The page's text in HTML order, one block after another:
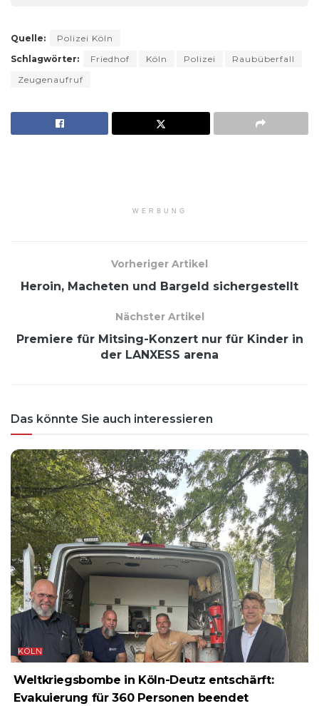
Quelle:
Polizei Köln
Schlagwörter:
Friedhof Köln Polizei
Raubüberfall
Zeugenaufruf
WERBUNG
Vorheriger Artikel
Heroin, Macheten und Bargeld sichergestellt
Nächster Artikel
Premiere für Mitsing-Konzert nur für Kinder in
der LANXESS arena
Das könnte Sie auch interessieren
KÖLN
Weltkriegsbombe in Köln-Deutz entschärft:
Evakuierung für 360 Personen beendet